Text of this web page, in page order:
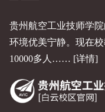
贵州航空工业技师学
环境优美宁静。现在
10000多人…… [详情]